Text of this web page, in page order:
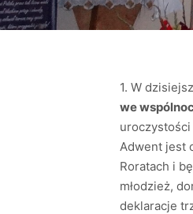
1. W
we
Adwent jest
Roratach i
młodzież,
deklaracje